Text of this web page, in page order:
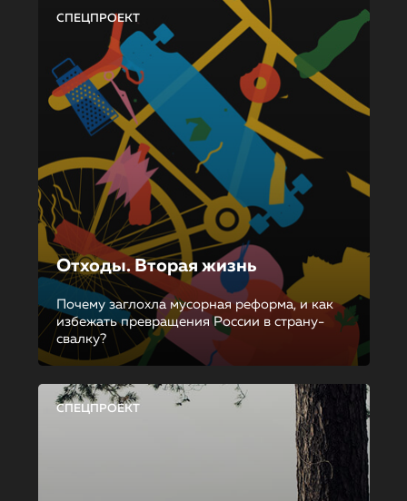
СПЕЦПРОЕКТ
Отходы. Вторая жизнь
Почему заглохла мусорная реформа, и как
избежать превращения России в страну-
свалку?
СПЕЦПРОЕКТ